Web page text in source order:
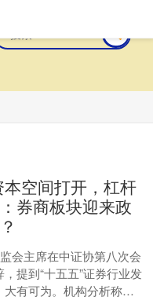
空间打开，杠杆
券商板块迎来政
会主席在中证协第八次会
，提到“十五五”证券行业发
大有可为。机构分析称，